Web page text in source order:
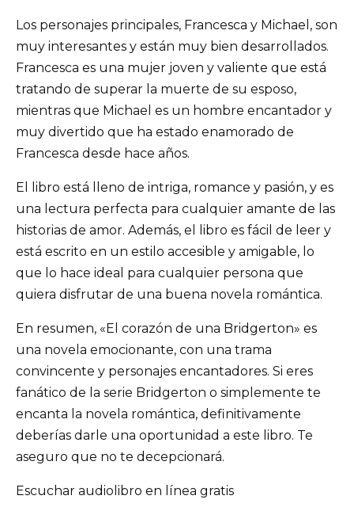
Los personajes principales, Francesca y Michael, son
muy interesantes y están muy bien desarrollados.
Francesca es una mujer joven y valiente que está
tratando de superar la muerte de su esposo,
mientras que Michael es un hombre encantador y
muy divertido que ha estado enamorado de
Francesca desde hace años.
El libro está lleno de intriga, romance y pasión, y es
una lectura perfecta para cualquier amante de las
historias de amor. Además, el libro es fácil de leer y
está escrito en un estilo accesible y amigable, lo
que lo hace ideal para cualquier persona que
quiera disfrutar de una buena novela romántica.
En resumen, «El corazón de una Bridgerton» es
una novela emocionante, con una trama
convincente y personajes encantadores. Si eres
fanático de la serie Bridgerton o simplemente te
encanta la novela romántica, definitivamente
deberías darle una oportunidad a este libro. Te
aseguro que no te decepcionará.
Escuchar audiolibro en línea gratis